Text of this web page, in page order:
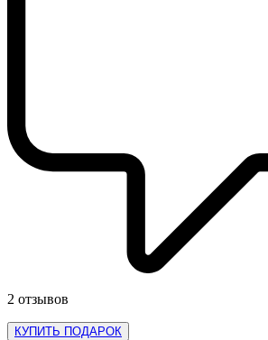
2 отзывов
КУПИТЬ ПОДАРОК